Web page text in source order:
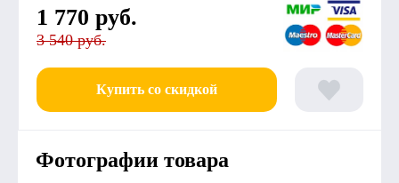
1 770 руб.
3 540 руб.
Купить со скидкой
Фотографии товара